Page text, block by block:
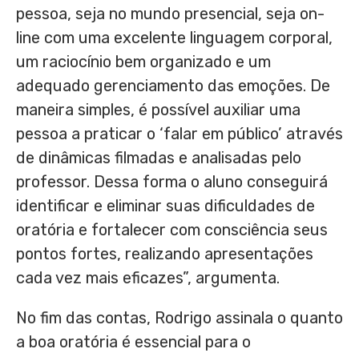
pessoa, seja no mundo presencial, seja on-
line com uma excelente linguagem corporal,
um raciocínio bem organizado e um
adequado gerenciamento das emoções. De
maneira simples, é possível auxiliar uma
pessoa a praticar o ‘falar em público’ através
de dinâmicas filmadas e analisadas pelo
professor. Dessa forma o aluno conseguirá
identificar e eliminar suas dificuldades de
oratória e fortalecer com consciência seus
pontos fortes, realizando apresentações
cada vez mais eficazes”, argumenta.
No fim das contas, Rodrigo assinala o quanto
a boa oratória é essencial para o